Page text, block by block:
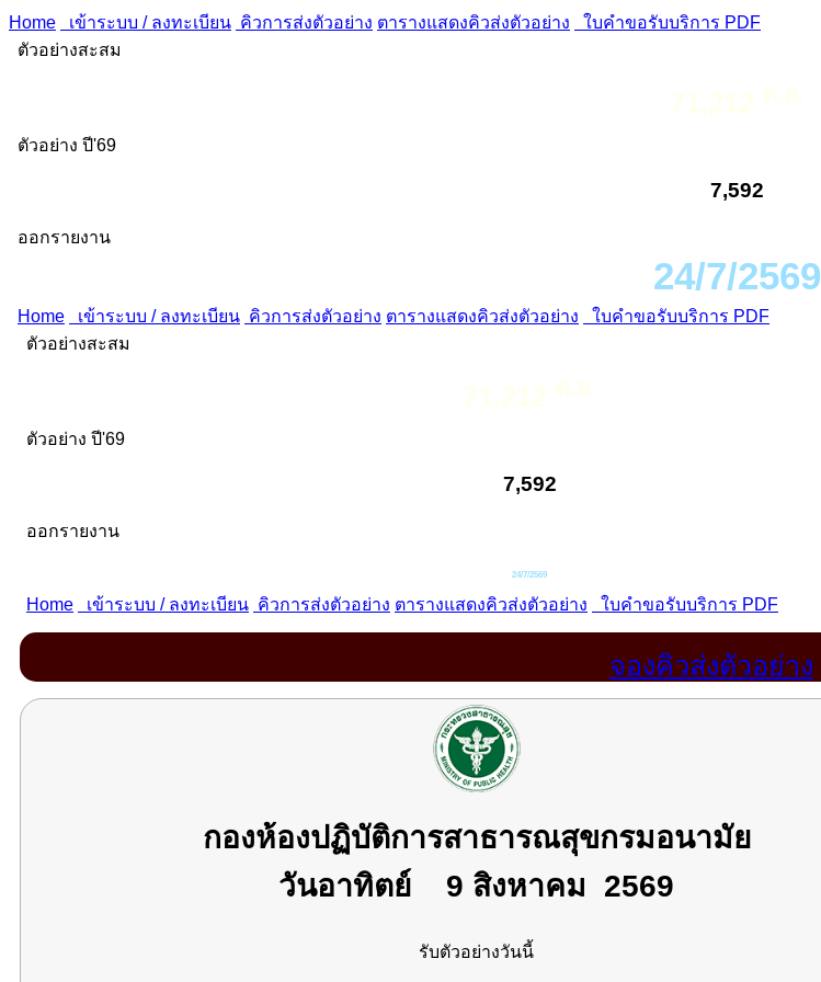
Home เข้าระบบ / ลงทะเบียน คิวการส่งตัวอย่าง ตารางแสดงคิวส่งตัวอย่าง
ใบคำขอรับบริการ PDF
ตัวอย่างสะสม
ตัวอย่าง ปี'69
7,592
ออกรายงาน
24/7/2569
จองคิวส่งตัวอย่าง
กองห้องปฏิบัติการสาธารณสุขกรมอนามัย
วันอาทิตย์
9 สิงหาคม 2569
รับตัวอย่างวันนี้